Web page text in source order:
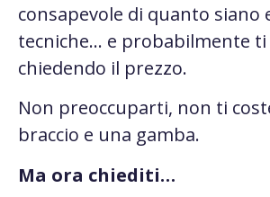
consapevole di quanto siano
tecniche… e probabilmente
chiedendo il prezzo.
Non preoccuparti, non ti
braccio e una gamba.
Ma ora chiediti…